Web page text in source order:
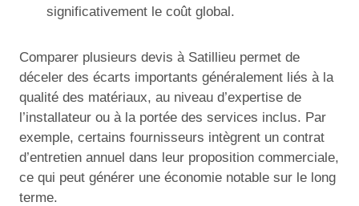
significativement le coût global.
Comparer plusieurs devis à Satillieu permet de
déceler des écarts importants généralement liés à la
qualité des matériaux, au niveau d’expertise de
l’installateur ou à la portée des services inclus. Par
exemple, certains fournisseurs intègrent un contrat
d’entretien annuel dans leur proposition commerciale,
ce qui peut générer une économie notable sur le long
terme.